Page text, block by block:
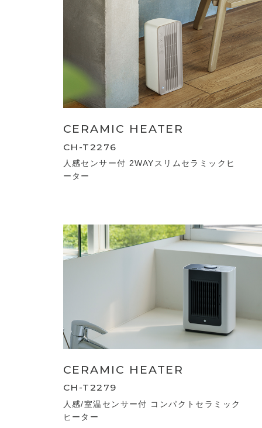
CERAMIC HEATER
CH-T2276
人感センサー付 2WAYスリムセラミックヒ
ーター
CERAMIC HEATER
CH-T2279
人感/室温センサー付 コンパクトセラミック
ヒーター